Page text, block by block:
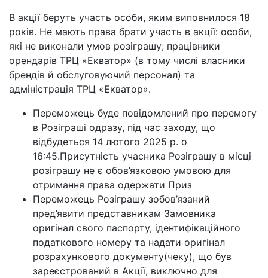
В акції беруть участь особи, яким виповнилося 18
років. Не мають права брати участь в акції: особи,
які не виконали умов розіграшу; працівники
орендарів ТРЦ «Екватор» (в тому числі власники
брендів й обслуговуючий персонал) та
адміністрація ТРЦ «Екватор».
Переможець буде повідомлений про перемогу
в Розіграші одразу, під час заходу, що
відбудеться 14 лютого 2025 р. о
16:45.Присутність учасника Розіграшу в місці
розіграшу не є обов’язковою умовою для
отримання права одержати Приз
Переможець Розіграшу зобов’язаний
пред’явити представникам Замовника
оригінал свого паспорту, ідентифікаційного
податкового номеру та надати оригінал
розрахункового документу(чеку), що був
зареєстрований в Акції, виключно для